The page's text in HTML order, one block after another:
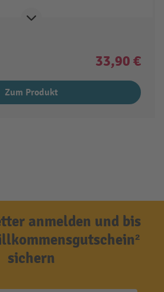
33,90 €
Zum Produkt
anmelden und bis
sichern